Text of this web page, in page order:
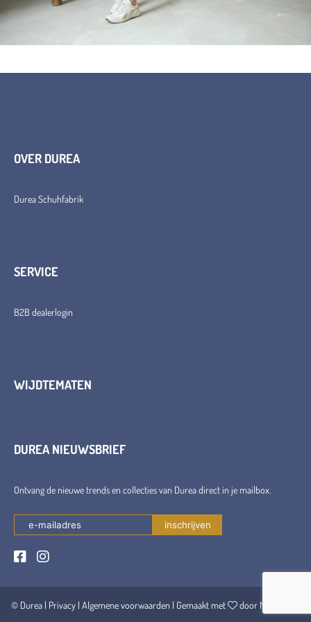
OVER DUREA
Durea Schuhfabrik
SERVICE
B2B dealerlogin
WIJDTEMATEN
DUREA NIEUWSBRIEF
Ontvang de nieuwe trends en collecties van Durea direct in je mailbox.
© Durea | Privacy| Algemene voorwaarden | Gemaakt met door Maerschalk